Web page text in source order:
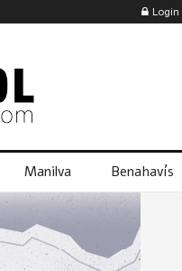
Login
Manilva Benahavís